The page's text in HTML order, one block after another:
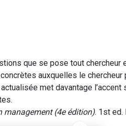
que se pose tout chercheur
auxquelles le chercheur
met davantage
management (4e édition). 1st ed.